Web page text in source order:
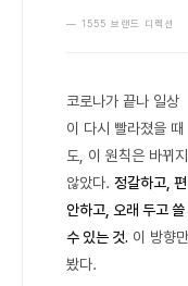
— 1555 브랜드 디렉션
코로나가 끝나 일상
이 다시 빨라졌을 때
도, 이 원칙은 바뀌지
않았다. 정갈하고, 편
안하고, 오래 두고 쓸
수 있는 것. 이 방향만
봤다.